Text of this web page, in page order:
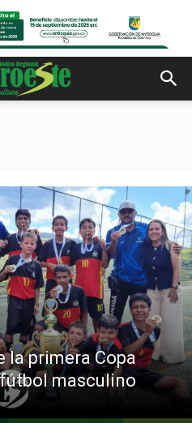
la primera Copa
masculino